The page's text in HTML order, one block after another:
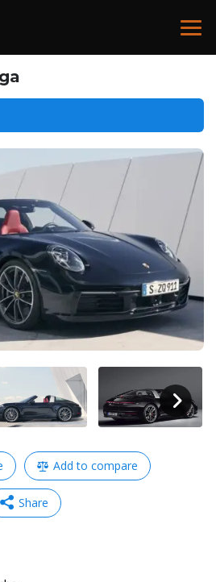
Add to compare
Share